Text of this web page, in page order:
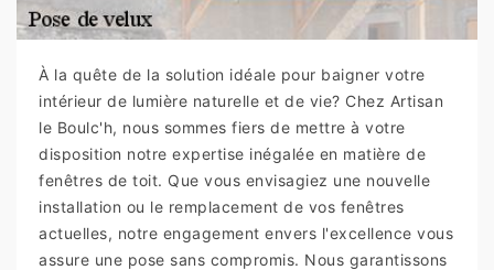
À la quête de la solution idéale pour baigner votre
intérieur de lumière naturelle et de vie? Chez Artisan
le Boulc'h, nous sommes fiers de mettre à votre
disposition notre expertise inégalée en matière de
fenêtres de toit. Que vous envisagiez une nouvelle
installation ou le remplacement de vos fenêtres
actuelles, notre engagement envers l'excellence vous
assure une pose sans compromis. Nous garantissons